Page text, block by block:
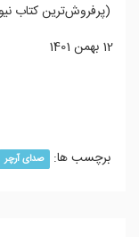
(پرفروش‌ترین کتاب
12 بهمن 1401
برچسب ها: صدای آرچر